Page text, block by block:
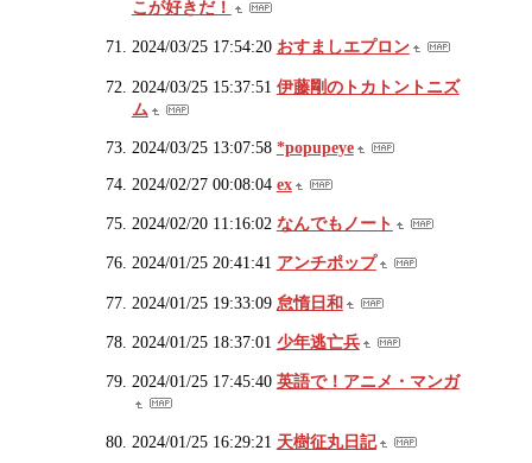
こが好きだ！
2024/03/25 17:54:20 おすましエプロン
2024/03/25 15:37:51 伊藤剛のトカトントニズ
ム
2024/03/25 13:07:58 *popupeye
2024/02/27 00:08:04 ex
2024/02/20 11:16:02 なんでもノート
2024/01/25 20:41:41 アンチポップ
2024/01/25 19:33:09 怠惰日和
2024/01/25 18:37:01 少年逃亡兵
2024/01/25 17:45:40 英語で！アニメ・マンガ
2024/01/25 16:29:21 天樹征丸日記